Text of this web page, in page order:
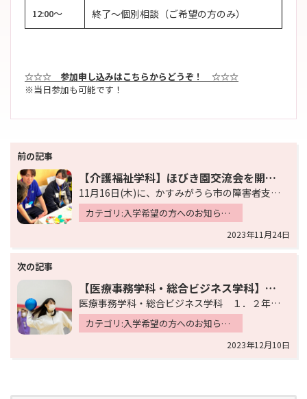
12:00～ 終了～個別相談（ご希望の方のみ）
☆☆☆ 参加申し込みはこちらからどうぞ！ ☆☆☆
※当日参加も可能です！
投
稿
ナ
ビ
ゲ
シ
ョ
ン
【介護福祉学科】ほびき園交流会を開催しました
11月16日(木)に、かすみがうら市の障害者支援施設ほびき園のメンバーさんと介護福祉学科の2年生が交…
カテゴリ:入学希望の方へのお知らせ 新着情報
2023年11月24日
【医療事務学科・総合ビジネス学科】合同授業
医療事務学科・総合ビジネス学科 １．２年生の合同授業が行われました。12月21日に開催されるアール祭…
カテゴリ:入学希望の方へのお知らせ 新着情報 未分類
2023年12月10日